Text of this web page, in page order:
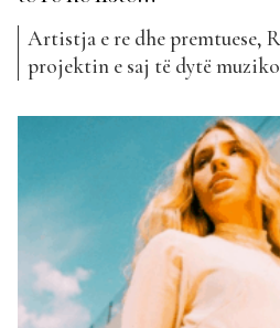
Artistja e re dhe premtuese,
projektin e saj të dytë
lërë gjurmë në skenën
sjell një atmosferë të ndjerë
ku Rindaya eksploron ndjesinë